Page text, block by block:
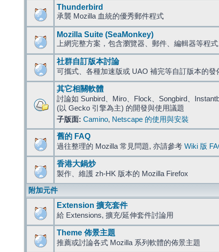
Thunderbird
承襲 Mozilla 血統的優秀郵件程式
Mozilla Suite (SeaMonkey)
上網完整方案，包含瀏覽器、郵件、編輯器等程
社群自訂版本討論
可攜式、各種加速版或 UAO 補完等自訂版本的發
其它相關軟體
討論如 Sunbird、Miro、Flock、Songbird、
(以 Gecko 引擎為主) 的開發與使用議題
子版面: Camino, Netscape 的使用與安裝
舊的 FAQ
過往整理的 Mozilla 常見問題, 亦請參考 Wiki 版
香港大鍋炒
製作、維護 zh-HK 版本的 Mozilla Firefox
附加元件
Extension 擴充套件
給 Extensions, 擴充/延伸套件討論用
Theme 佈景主題
推薦或討論各式 Mozilla 系列軟體的佈景主題